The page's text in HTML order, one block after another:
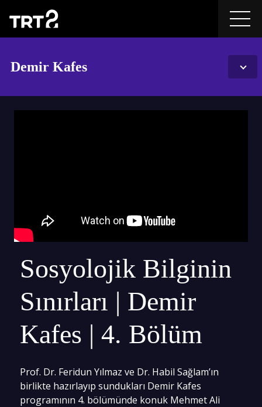
Demir Kafes
Sosyolojik Bilginin
Sınırları | Demir
Kafes | 4. Bölüm
Prof. Dr. Feridun Yılmaz ve Dr. Habil Sağlam’ın
birlikte hazırlayıp sundukları Demir Kafes
programının 4. bölümünde konuk Mehmet Ali